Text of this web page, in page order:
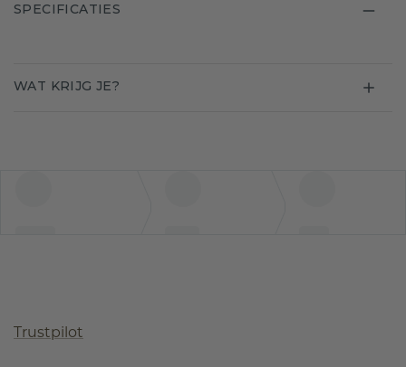
SPECIFICATIES
WAT KRIJG JE?
Trustpilot